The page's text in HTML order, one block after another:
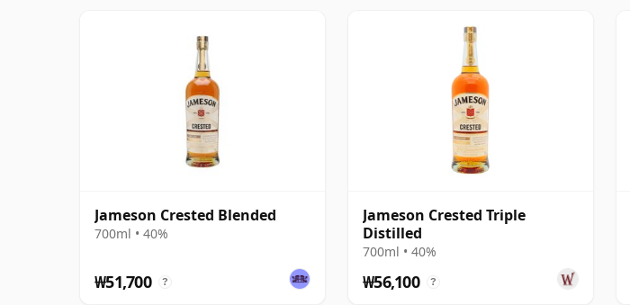
Jameson Crested Blended
700ml • 40%
₩51,700 ?
Jameson Crested Triple
Distilled
700ml • 40%
₩56,100 ?